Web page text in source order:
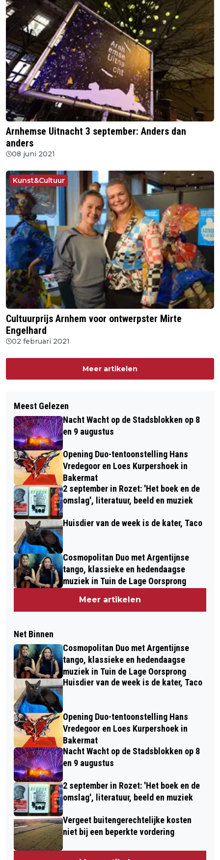
Arnhemse Uitnacht 3 september: Anders dan
anders
08 juni 2021
Kunst&Cultuur
Cultuurprijs Arnhem voor ontwerpster Mirte
Engelhard
02 februari 2021
Meer artikelen
Meest Gelezen
Nacht Wacht op de Stadsblokken op 8
en 9 augustus
Opening Duo-tentoonstelling Hans
Vredegoor en Loes Kurpershoek in
Bakermat
2 september in Rozet: 'Het boek en de
omslag', literatuur, beeld en muziek
Huisdier van de week is de kater, Taco
Cosmopolitan Duo met Argentijnse
tango, klassieke en hedendaagse
muziek in Tuin de Lage Oorsprong
Meer artikelen
Net Binnen
Cosmopolitan Duo met Argentijnse
tango, klassieke en hedendaagse
muziek in Tuin de Lage Oorsprong
Huisdier van de week is de kater, Taco
Opening Duo-tentoonstelling Hans
Vredegoor en Loes Kurpershoek in
Bakermat
Nacht Wacht op de Stadsblokken op 8
en 9 augustus
2 september in Rozet: 'Het boek en de
omslag', literatuur, beeld en muziek
Vergeet buitengerechtelijke kosten
niet bij een beperkte vordering